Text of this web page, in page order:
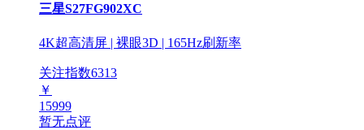
三星S27FG902XC
4K超高清屏 | 裸眼3D | 165Hz刷新率
关注指数6313
￥
15999
暂无点评